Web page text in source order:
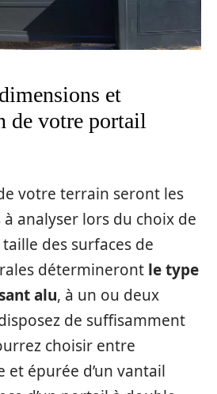
et
de votre portail
votre terrain seront les
analyser lors du choix de
des surfaces de
détermineront le type
alu, à un ou deux
de suffisamment
choisir entre
et épurée d’un vantail